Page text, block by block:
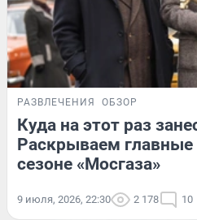
РАЗВЛЕЧЕНИЯ ОБЗОР
Куда на этот раз
Раскрываем главные
сезоне «Мосгаза»
9 июля, 2026, 22:30 2 178 10